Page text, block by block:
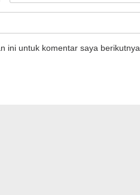
ini untuk komentar saya berikutnya.